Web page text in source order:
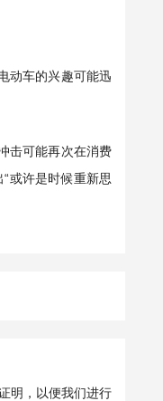
动车的兴趣可能迅
击可能再次在消费
或许是时候重新思
明，以便我们进行